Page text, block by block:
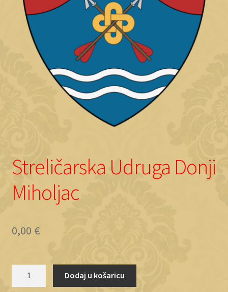
Objave
Streličarska Udruga Donji
Miholjac
0,00 €
Dodaj u košaricu